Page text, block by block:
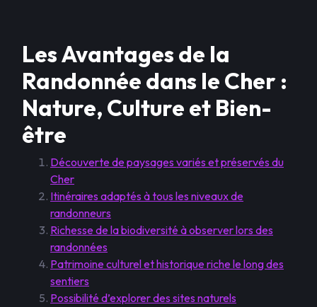
Les Avantages de la
Randonnée dans le Cher :
Nature, Culture et Bien-
être
Découverte de paysages variés et préservés du
Cher
Itinéraires adaptés à tous les niveaux de
randonneurs
Richesse de la biodiversité à observer lors des
randonnées
Patrimoine culturel et historique riche le long des
sentiers
Possibilité d’explorer des sites naturels